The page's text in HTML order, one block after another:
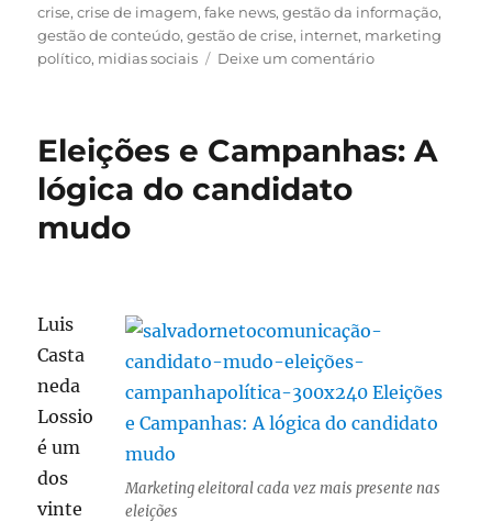
em
crise,crise de imagem,fake news,gestão da informação,
gestão de conteúdo,gestão de crise, internet, marketing
político, midias sociais Deixe um comentárioem
em
Eleições e Campanhas: A
lógica do candidato
mudo
Marketing eleitoral cada vez mais presente nas
eleições
Luis
Casta
neda
Lossio
é um
dos
vinte